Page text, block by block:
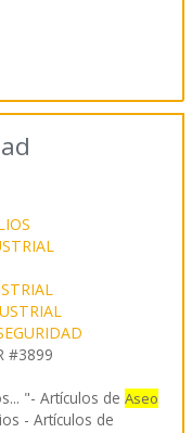
#3899
"- Artículos deAseo
- Artículos de